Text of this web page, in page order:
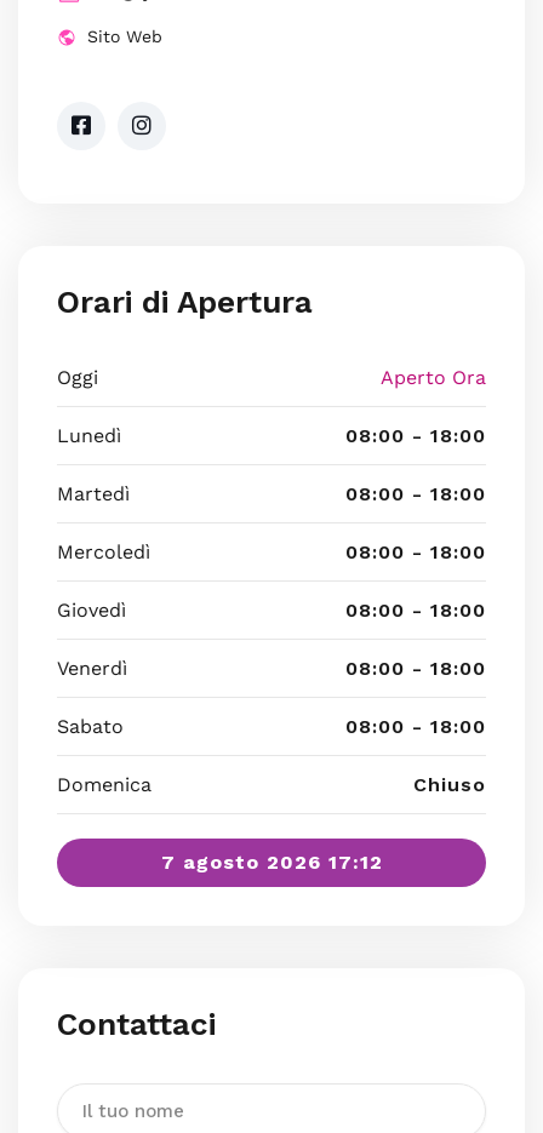
Sito Web
Orari di Apertura
Oggi Aperto Ora
Lunedì 08:00 - 18:00
Martedì 08:00 - 18:00
Mercoledì 08:00 - 18:00
Giovedì 08:00 - 18:00
Venerdì 08:00 - 18:00
Sabato 08:00 - 18:00
Domenica Chiuso
7 agosto 2026 17:12
Contattaci